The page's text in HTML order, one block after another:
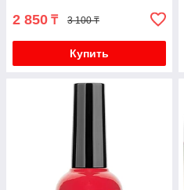
2 850 ₸ 3 100 ₸
Купить